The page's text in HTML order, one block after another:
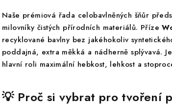
Naše prémiová řada celobavlněných šňůr
milovníky čistých přírodních materiálů. Příze
recyklované bavlny bez jakéhokoliv
poddajná, extra měkká a nádherně splývavá.
hlavní roli maximální hebkost, lehkost a
💡 Proč si vybrat pro tvoření